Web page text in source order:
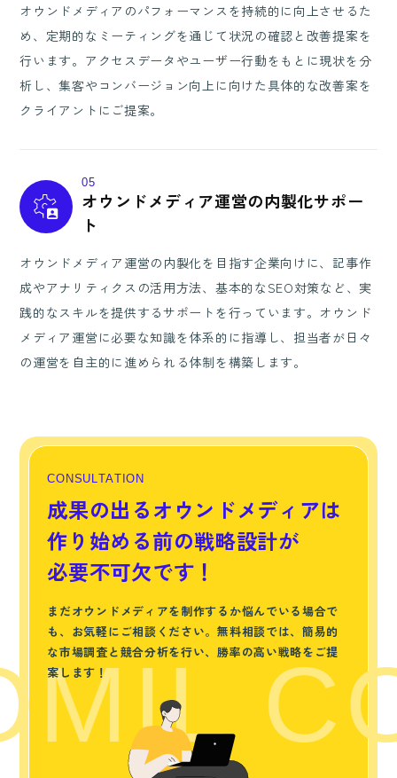
オウンドメディアのパフォーマンスを持続的に向上させるた
め、定期的なミーティングを通じて状況の確認と改善提案を
行います。アクセスデータやユーザー行動をもとに現状を分
析し、集客やコンバージョン向上に向けた具体的な改善案を
クライアントにご提案。
05
オウンドメディア運営の内製化サポー
ト
オウンドメディア運営の内製化を目指す企業向けに、記事作
成やアナリティクスの活用方法、基本的なSEO対策など、実
践的なスキルを提供するサポートを行っています。オウンド
メディア運営に必要な知識を体系的に指導し、担当者が日々
の運営を自主的に進められる体制を構築します。
CO NSU LTAT IO N
成果の出るオウンドメディアは
作り始める前の戦略設計が
必要不可欠です！
まだオウンドメディアを制作するか悩んでいる場合で
も、お気軽にご相談ください。無料相談では、簡易的
な市場調査と競合分析を行い、勝率の高い戦略をご提
案します！